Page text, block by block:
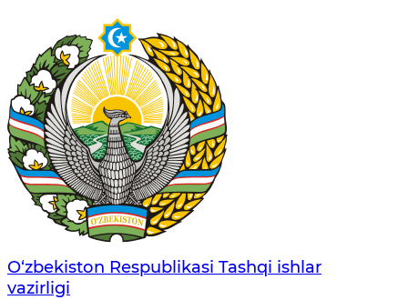
O‘zbеkistоn Rеspublikаsi Tashqi ishlаr
vаzirligi